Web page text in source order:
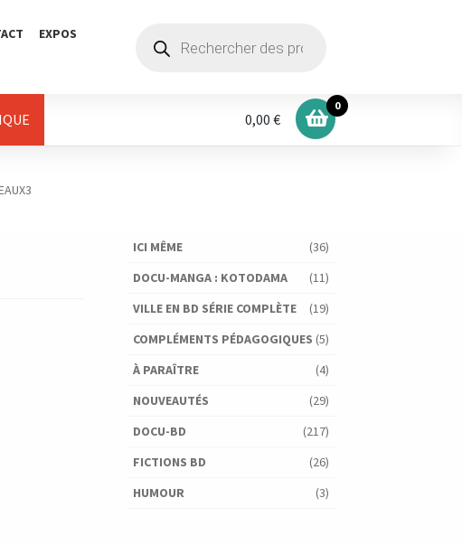
EXPOS
produits
0,00 €
0
ICI MÊME
(36)
DOCU-MANGA : KOTODAMA
(11)
VILLE EN BD SÉRIE COMPLÈTE
(19)
COMPLÉMENTS PÉDAGOGIQUES (5)
À PARAÎTRE
(4)
NOUVEAUTÉS
(29)
DOCU-BD
(217)
FICTIONS BD
(26)
HUMOUR
(3)